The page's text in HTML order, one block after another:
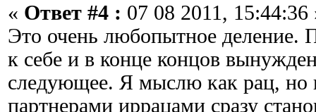
« Ответ #4 : 07 08 2011, 15:44:36
Это очень любопытное деление.
к себе и в конце концов
следующее. Я мыслю как рац, но
партнерами иррацами сразу